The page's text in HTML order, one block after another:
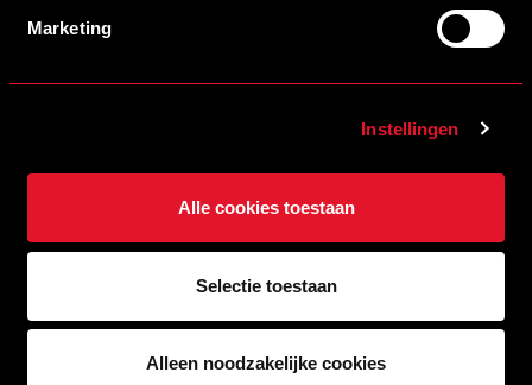
Marketing
Instellingen
Alle cookies toestaan
Selectie toestaan
Alleen noodzakelijke cookies
13/07/2026 09:00
Brainport partners
Premium partners